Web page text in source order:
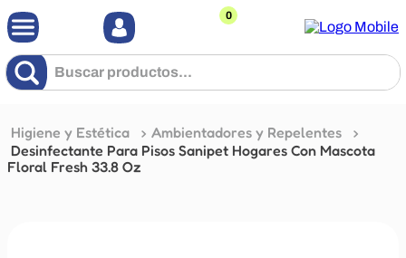
0
Buscar productos...
Higiene y Estética
Ambientadores y Repelentes
Desinfectante Para Pisos Sanipet Hogares Con Mascota
Floral Fresh 33.8 Oz